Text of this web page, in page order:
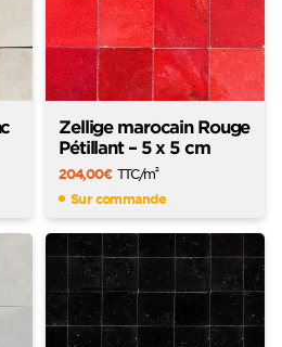
Zellige marocain Rouge
Pétillant – 5 x 5 cm
204,00€ TTC/m2
Sur commande